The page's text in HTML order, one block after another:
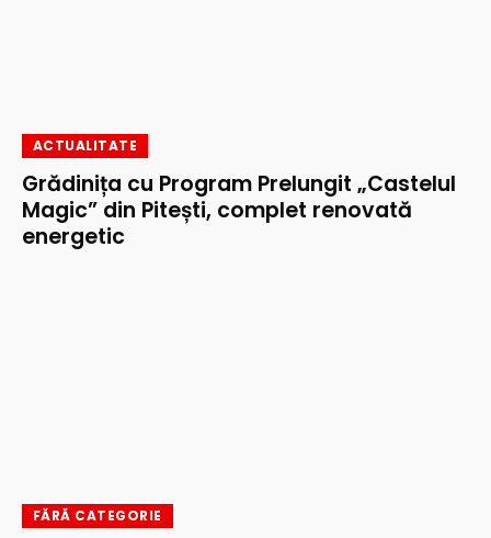
ACTUALITATE
Grădinița cu Program Prelungit „Castelul
Magic” din Pitești, complet renovată
energetic
FĂRĂ CATEGORIE